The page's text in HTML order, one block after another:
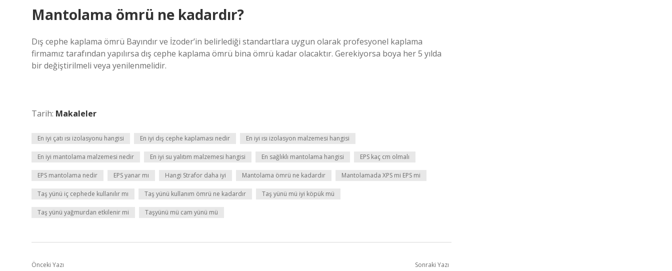
Mantolama ömrü ne kadardır?
Dış cephe kaplama ömrü Bayındır ve İzoder’in belirlediği standartlara uygun olarak profesyonel kaplama
firmamız tarafından yapılırsa dış cephe kaplama ömrü bina ömrü kadar olacaktır. Gerekiyorsa boya her 5 yılda
bir değiştirilmeli veya yenilenmelidir.
Tarih: Makaleler
En iyi çatı ısı izolasyonu hangisi En iyi dış cephe kaplaması nedir En iyi ısı izolasyon malzemesi hangisi
En iyi mantolama malzemesi nedir En iyi su yalıtım malzemesi hangisi En sağlıklı mantolama hangisi EPS kaç cm olmalı
EPS mantolama nedir EPS yanar mı Hangi Strafor daha iyi Mantolama ömrü ne kadardır Mantolamada XPS mi EPS mi
Taş yünü iç cephede kullanılır mı Taş yünü kullanım ömrü ne kadardır Taş yünü mü iyi köpük mü
Taş yünü yağmurdan etkilenir mi Taşyünü mü cam yünü mü
Önceki Yazı Sonraki Yazı